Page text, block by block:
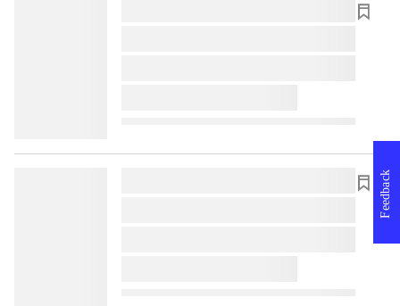
lorem ipsum dolor sit amet ...
lorem ipsum dolor sit amet ...
lorem ipsum dolor sit amet ...
lorem ipsum dolor sit amet ...
Feedback